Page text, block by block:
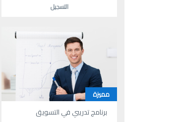
التسجيل
مميزة
برنامج تدريبي في التسويق